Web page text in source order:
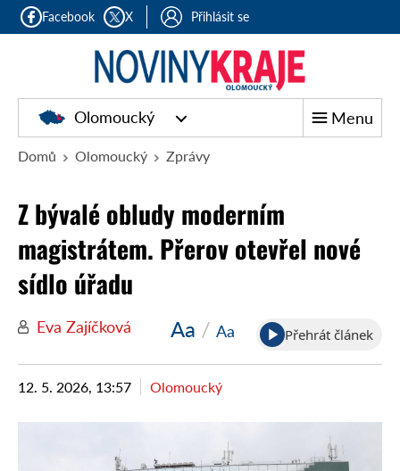
Facebook X Přihlásit se
Olomoucký Menu
Domů Olomoucký Zprávy
Z bývalé obludy moderním
magistrátem. Přerov otevřel nové
sídlo úřadu
Eva Zajíčková Aa / Aa Přehrát článek
12. 5. 2026, 13:57 Olomoucký